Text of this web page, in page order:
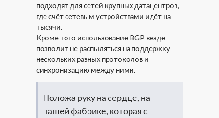
подходят для сетей крупных датацентров,
где счёт сетевым устройствами идёт на
тысячи.
Кроме того использование BGP везде
позволит не распыляться на поддержку
нескольких разных протоколов и
синхронизацию между ними.
Положа руку на сердце, на
нашей фабрике, которая с